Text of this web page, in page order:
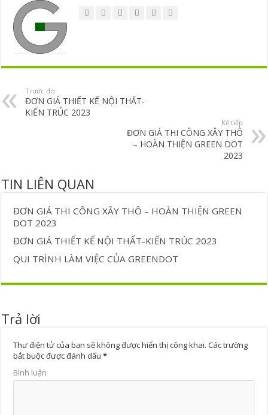
Trước đó
ĐƠN GIÁ THIẾT KẾ NỘI THẤT-
KIẾN TRÚC 2023
Kế tiếp
ĐƠN GIÁ THI CÔNG XÂY THÔ
– HOÀN THIỆN GREEN DOT
2023
TIN LIÊN QUAN
ĐƠN GIÁ THI CÔNG XÂY THÔ – HOÀN THIỆN GREEN
DOT 2023
ĐƠN GIÁ THIẾT KẾ NỘI THẤT-KIẾN TRÚC 2023
QUI TRÌNH LÀM VIỆC CỦA GREENDOT
Trả lời
Thư điện tử của bạn sẽ không được hiển thị công khai. Các trường
bắt buộc được đánh dấu*
Bình luận